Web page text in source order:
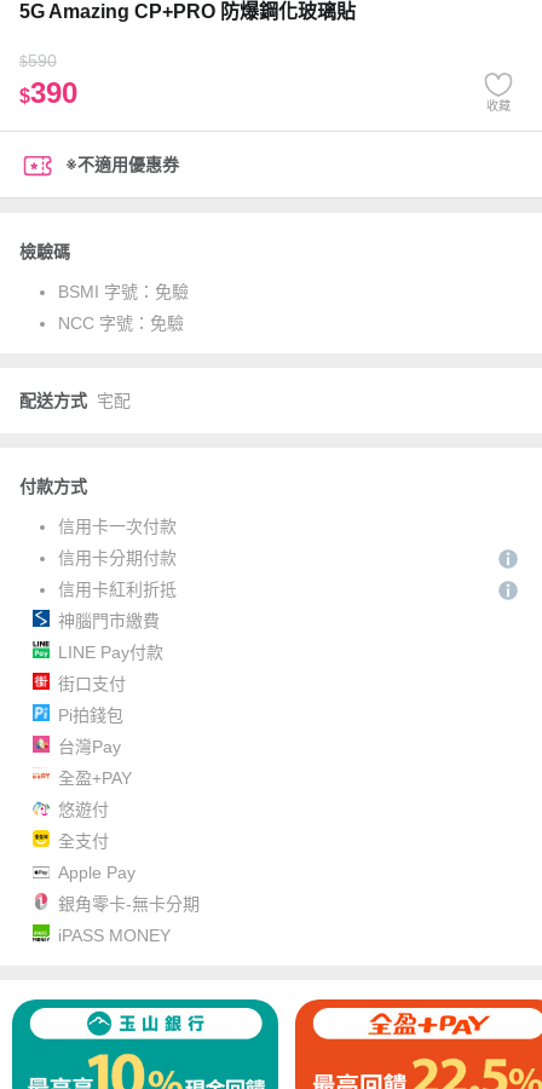
5G Amazing CP+PRO 防爆鋼化玻璃貼
$590
$390 收藏
※不適用優惠券
檢驗碼
BSMI 字號： 免驗
NCC 字號： 免驗
配送方式 宅配
付款方式
信用卡一次付款
信用卡分期付款
信用卡紅利折抵
神腦門市繳費
LINE Pay付款
街口支付
Pi拍錢包
台灣Pay
全盈+PAY
悠遊付
全支付
Apple Pay
銀角零卡-無卡分期
iPASS MONEY